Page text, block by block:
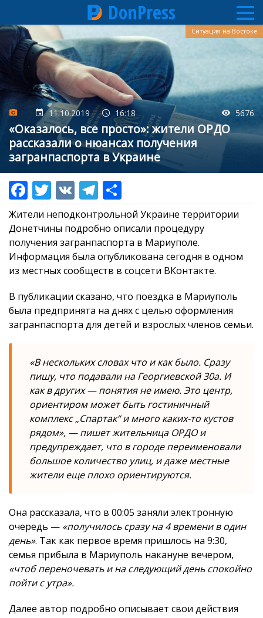
Перейти
основному
содержанию
DonPress
11.10.2019 16:18 5676
«Оказалось, все просто»: жители ОРДО
рассказали о нюансах получения
загранпаспорта в Украине
Ситуация на Востоке
Жители неподконтрольной Украине территории
Донетчины подробно описали процедуру
получения загранпаспорта в Мариуполе.
Информация была опубликована сегодня в одном
из местных сообществ в соцсети ВКонтакте.
В публикации сказано, что поездка в Мариуполь
была предпринята на днях с целью оформления
загранпаспорта для детей и взрослых членов семьи.
«В нескольких словах что и как было. Сразу
пишу, что подавали на Георгиевской 30а. И
как в других — понятия не имею. Это центр,
ориентиром может быть гостиничный
комплекс „Спартак“ и много каких-то кустов
рядом», — пишет жительница ОРДО и
предупреждает, что в городе переименовали
большое количество улиц, и даже местные
жители еще плохо ориентируются.
Она рассказала, что в 00:05 заняли электронную
очередь — «получилось сразу на 4 времени в один
день». Так как первое время пришлось на 9:30,
семья прибыла в Мариуполь накануне вечером,
«чтоб переночевать и на следующий день спокойно
пойти с утра».
Далее автор подробно описывает свои действия